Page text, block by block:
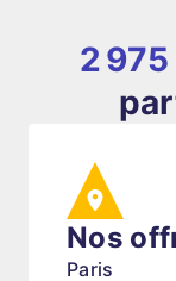
2 975
Nos
Paris